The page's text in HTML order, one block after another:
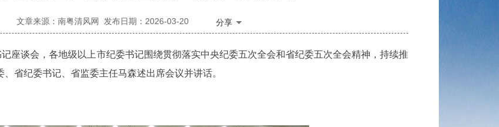
文章来源：南粤清风网 发布日期：2026-03-20 分享
谈会，各地级以上市纪委书记围绕贯彻落实中央纪委五次全会和省纪委五次全会精神，持续推
省纪委书记、省监委主任马森述出席会议并讲话。